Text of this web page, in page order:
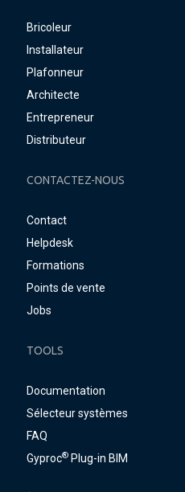
Bricoleur
Installateur
Plafonneur
Architecte
Entrepreneur
Distributeur
CONTACTEZ-NOUS
Contact
Helpdesk
Formations
Points de vente
Jobs
TOOLS
Documentation
Sélecteur systèmes
FAQ
Gyproc® Plug-in BIM